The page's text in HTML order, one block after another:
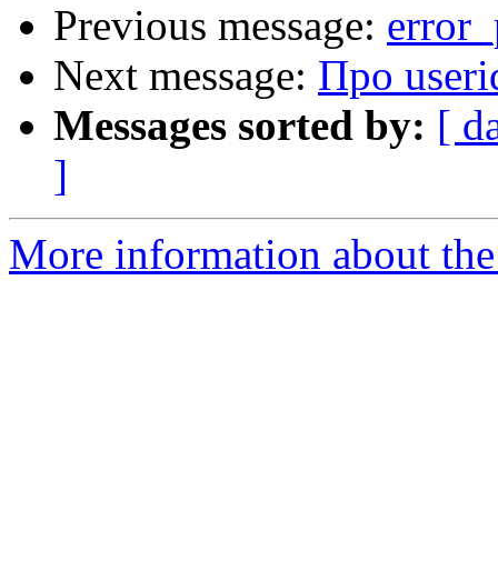
Previous message:
Next message: Про
Messages sorted by: [
]
More information about